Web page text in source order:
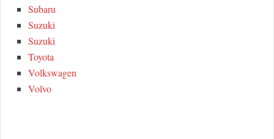
Subaru
Suzuki
Suzuki
Toyota
Volkswagen
Volvo